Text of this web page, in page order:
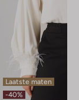
Laatste maten
-40%